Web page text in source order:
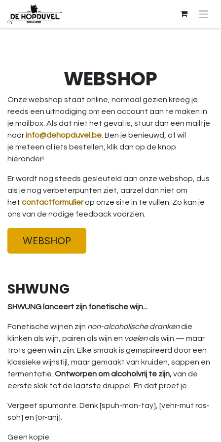
WEBSHOP
Onze webshop staat online, normaal gezien kreeg je
reeds een uitnodiging om een account aan te maken in
je mailbox. Als dat niet het geval is, stuur dan een mailtje
naarinfo@dehop​duvel.b​e. Ben je benieuwd, of wil
je meteen al iets bestellen, klik dan op de knop
hieronder!
Er wordt nog steeds gesleuteld aan onze webshop, dus
als je nog verbeterpunten ziet, aarzel dan niet om
het contactformulierop onze site in te vullen. Zo kan je
ons van de nodige feedback voorzien.
WEBSHOP
SHWUNG
SHWUNG lanceert zijn fonetische wijn...
Fonetische wijnen zijn non-alcoholische drankendie
klinken als wijn, pairen als wijn en voelenals wijn — maar
trots géén wijn zijn. Elke smaak is geïnspireerd door een
klassieke wijnstijl, maar gemaakt van kruiden, sappen en
fermentatie. Ontworpen om alcoholvrij te zijn,van de
eerste slok tot de laatste druppel. En dat proef je.
Vergeet spumante. Denk [spuh-man-tay], [vehr-mut ros-
soh] en [or-anj].
Geen kopie.